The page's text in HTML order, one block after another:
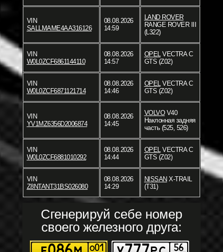
VIN
SALLMAME4AA316126
08.08.2026
14:59
LAND ROVER
RANGE ROVER III
(L322)
VIN
W0L0ZCF6861144110
08.08.2026
14:57
OPELVECTRA C
GTS (Z02)
VIN
W0L0ZCF6871121714
08.08.2026
14:46
OPELVECTRA C
GTS (Z02)
VIN
YV1MZ6356D2006874
08.08.2026
14:45
VOLVOV40
Наклонная задняя
часть (525, 526)
VIN
W0L0ZCF6881010292
08.08.2026
14:44
OPELVECTRA C
GTS (Z02)
VIN
Z8NTANT31BS026080
08.08.2026
14:29
NISSAN X-TRAIL
(T31)
Сгенерируй себе номер
своего железного друга: